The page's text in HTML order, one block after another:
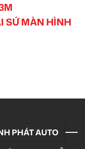
SỨ MÀN HÌNH
PHÁT AUTO